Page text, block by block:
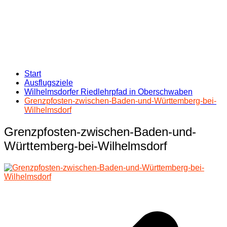
Start
Ausflugsziele
Wilhelmsdorfer Riedlehrpfad in Oberschwaben
Grenzpfosten-zwischen-Baden-und-Württemberg-bei-
Wilhelmsdorf
Grenzpfosten-zwischen-Baden-und-
Württemberg-bei-Wilhelmsdorf